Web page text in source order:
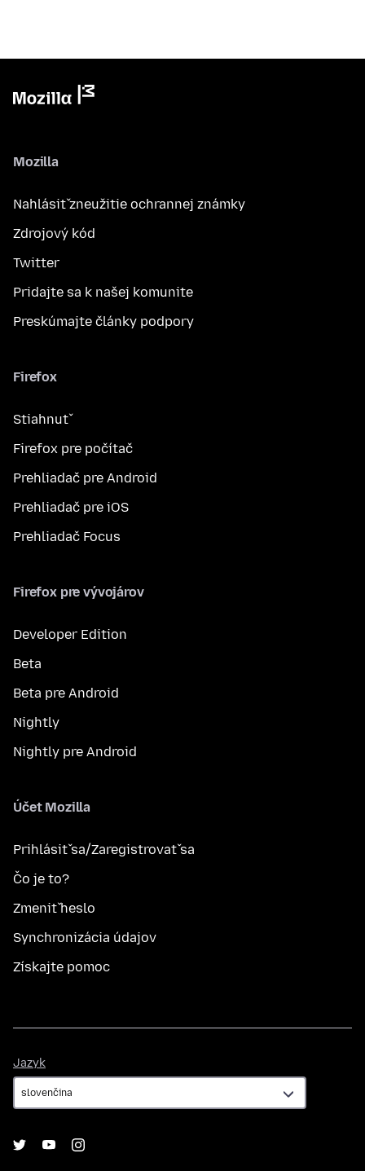
Mozilla
Nahlásiť zneužitie ochrannej známky
Zdrojový kód
Twitter
Pridajte sa k našej komunite
Preskúmajte články podpory
Firefox
Stiahnuť
Firefox pre počítač
Prehliadač pre Android
Prehliadač pre iOS
Prehliadač Focus
Firefox pre vývojárov
Developer Edition
Beta
Beta pre Android
Nightly
Nightly pre Android
Účet Mozilla
Prihlásiť sa/Zaregistrovať sa
Čo je to?
Zmeniť heslo
Synchronizácia údajov
Získajte pomoc
Jazyk